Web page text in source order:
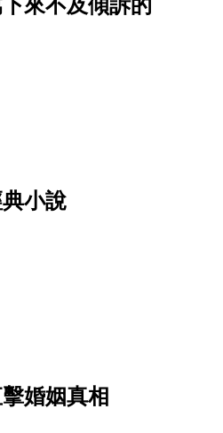
來不及傾訴的
小說
婚姻真相